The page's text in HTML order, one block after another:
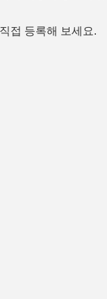
접 등록해 보세요.